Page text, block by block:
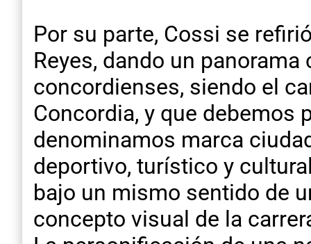
Por su parte, Cossi se
Reyes, dando un
concordienses, siendo el
Concordia, y que debemos
denominamos marca
deportivo, turístico y
bajo un mismo sentido de
concepto visual de la